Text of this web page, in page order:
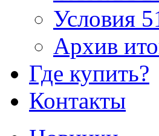
Условия
Архив
Где купить?
Контакты